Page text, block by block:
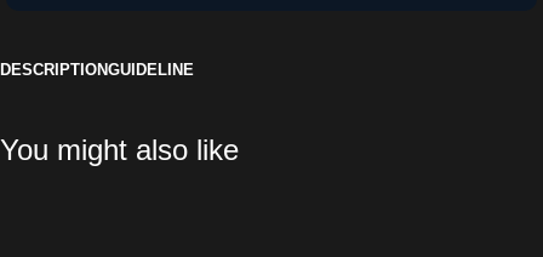
DESCRIPTIONGUIDELINE
You might also like